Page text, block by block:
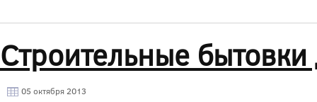
Строительные
05 октября 2013